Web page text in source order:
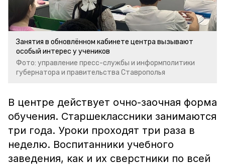
Занятия в обновлённом кабинете центра вызывают
особый интерес у учеников
Фото: управление пресс-службы и информполитики
губернатора и правительства Ставрополья
В центре действует очно-заочная форма
обучения. Старшеклассники занимаются
три года. Уроки проходят три раза в
неделю. Воспитанники учебного
заведения, как и их сверстники по всей